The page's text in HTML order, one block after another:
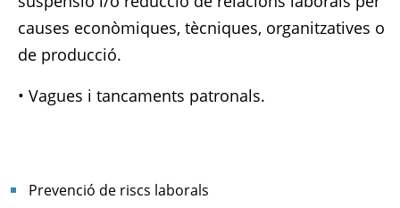
causes econòmiques, tècniques, organitzatives o
de producció.
• Vagues i tancaments patronals.
Prevenció de riscs laborals